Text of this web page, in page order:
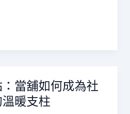
當舖如何成為社
暖支柱